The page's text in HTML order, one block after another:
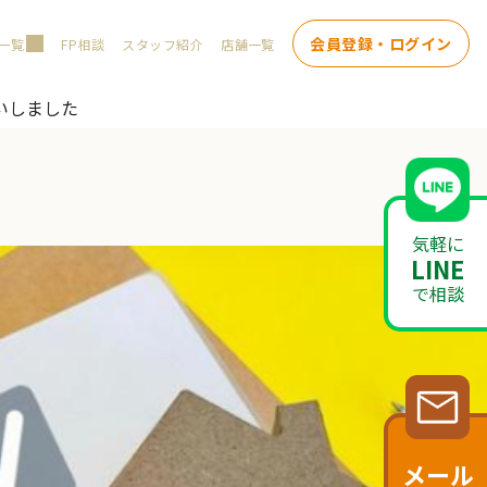
覧 FP相談 スタッフ紹介 店舗一覧 会員登録・ログイン
しました
気軽に
LINE
で相談
メール